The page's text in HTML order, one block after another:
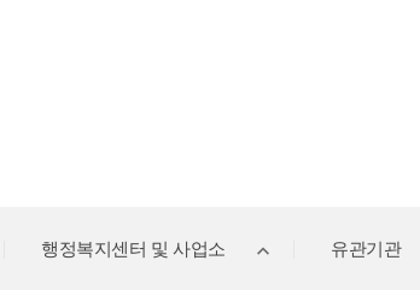
행정복지센터 및 사업소 유관기관